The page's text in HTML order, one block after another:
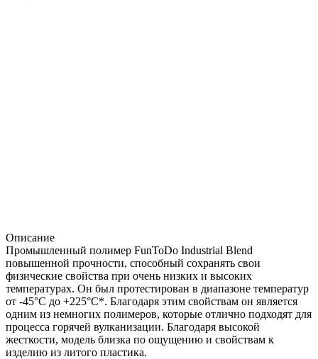
Описание
Промышленный полимер FunToDo Industrial Blend
повышенной прочности, способный сохранять свои
физические свойства при очень низких и высоких
температурах. Он был протестирован в диапазоне температур
от -45°C до +225°C*. Благодаря этим свойствам он является
одним из немногих полимеров, которые отлично подходят для
процесса горячей вулканизации. Благодаря высокой
жесткости, модель близка по ощущению и свойствам к
изделию из литого пластика.